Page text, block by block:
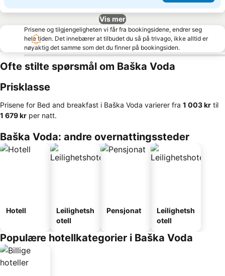
Vis mer
Prisene og tilgjengeligheten vi får fra bookingsidene, endrer seg
hele tiden. Det innebærer at tilbudet du så på trivago, ikke alltid er
nøyaktig det samme som det du finner på bookingsiden.
Ofte stilte spørsmål om Baška Voda
Prisklasse
Prisene for Bed and breakfast i Baška Voda varierer fra ‎1 003 kr til
‎1 679 kr per natt.
Baška Voda: andre overnattingssteder
Hotell
Leilighetsh
otell
Pensjonat
Leilighetsh
otell
Populære hotellkategorier i Baška Voda